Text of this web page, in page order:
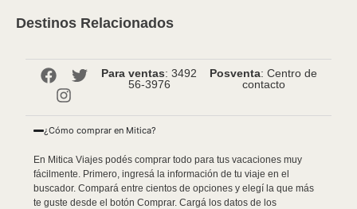
Destinos Relacionados
Para ventas: 3492
56-3976
Posventa: Centro de
contacto
¿Cómo comprar en Mitica?
En Mitica Viajes podés comprar todo para tus vacaciones muy
fácilmente. Primero, ingresá la información de tu viaje en el
buscador. Compará entre cientos de opciones y elegí la que más
te guste desde el botón Comprar. Cargá los datos de los